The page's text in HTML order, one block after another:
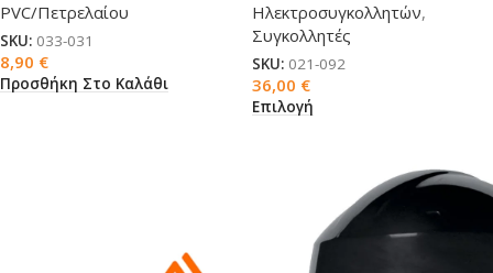
PVC/Πετρελαίου
SKU: 033-031
8,90 €
Προσθήκη Στο Καλάθι
Ηλεκτροσυγκολλητών,
Συγκολλητές
SKU: 021-092
36,00 €
Επιλογή